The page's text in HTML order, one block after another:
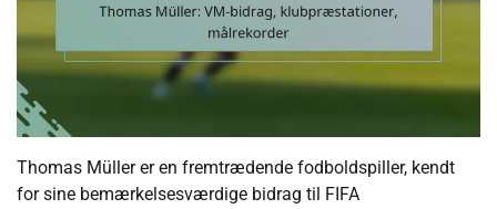
Thomas Müller er en fremtrædende fodboldspiller, kendt
for sine bemærkelsesværdige bidrag til FIFA